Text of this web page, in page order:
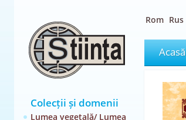
Colecții și domenii
Lumea vegetală/ Lumea
Rom Rus
Acasă